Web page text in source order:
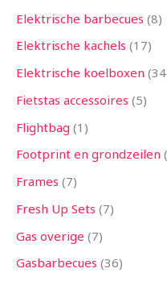
Elektrische barbecues 8
Elektrische kachels 17
Elektrische koelboxen 34
Fietstas accessoires 5
Flightbag 1
Footprint en grondzeilen
Frames 7
Fresh Up Sets 7
Gas overige 7
Gasbarbecues 36